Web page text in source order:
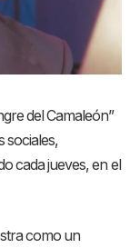
del Camaleón”
sociales,
cada jueves, en el
como un